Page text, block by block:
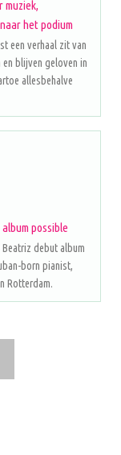
muziek,
het podium
een verhaal zit van
blijven geloven in
allesbehalve
possible
debut album
born pianist,
Rotterdam.